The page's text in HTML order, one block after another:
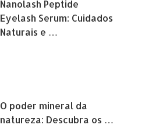
Nanolash Peptide
Eyelash Serum: Cuidados
Naturais e …
O poder mineral da
natureza: Descubra os …